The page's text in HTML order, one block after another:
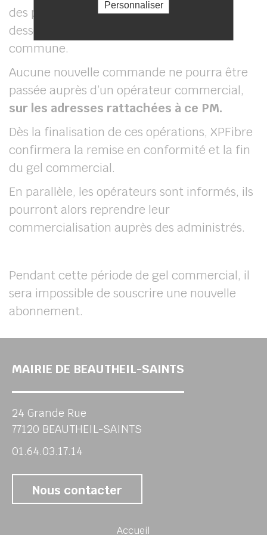
des prises de ces Points de Mutualisation
desservant en grande partie notre
commune.
Aucune nouvelle commande ne pourra être
passée auprès d’un opérateur commercial,
sur les adresses rattachées à ce PM.
Dès la finalisation de ces opérations, XPFibre
confirmera la remise en conformité et la fin
du gel commercial.
En parallèle, les opérateurs sont informés, ils
pourront alors reprendre leur
commercialisation auprès des administrés.
Pendant cette période de gel commercial, il
sera impossible de souscrire une nouvelle
abonnement.
MAIRIE DE BEAUTHEIL-SAINTS
24 Grande Rue
77120 BEAUTHEIL-SAINTS
01.64.03.17.14
Nous contacter
Accueil
Personnaliser